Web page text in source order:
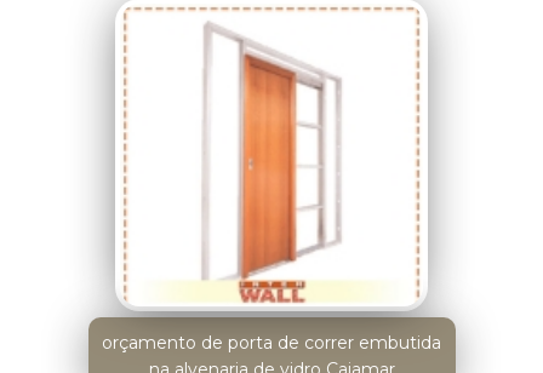
orçamento de porta de correr embutida